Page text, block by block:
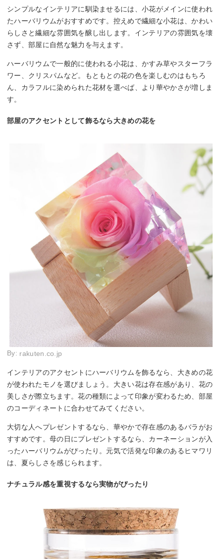
シンプルなインテリアに馴染ませるには、小花がメインに使われ
たハーバリウムがおすすめです。控えめで繊細な小花は、かわい
らしさと繊細な雰囲気を醸し出します。インテリアの雰囲気を壊
さず、部屋に自然な魅力を与えます。
ハーバリウムで一般的に使われる小花は、かすみ草やスターフラ
ワー、クリスパムなど。もともとの花の色を楽しむのはもちろ
ん、カラフルに染められた花材を選べば、より華やかさが増しま
す。
部屋のアクセントとして飾るなら大きめの花を
By: rakuten.co.jp
インテリアのアクセントにハーバリウムを飾るなら、大きめの花
が使われたモノを選びましょう。大きい花は存在感があり、花の
美しさが際立ちます。花の種類によって印象が変わるため、部屋
のコーディネートに合わせてみてください。
大切な人へプレゼントするなら、華やかで存在感のあるバラがお
すすめです。母の日にプレゼントするなら、カーネーションが入
ったハーバリウムがぴったり。元気で活発な印象のあるヒマワリ
は、夏らしさを感じられます。
ナチュラル感を重視するなら実物がぴったり